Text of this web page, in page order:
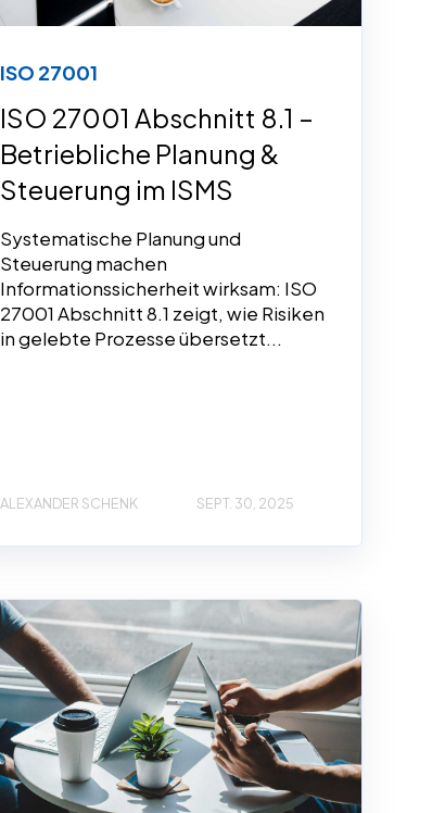
ISO 27001
ISO 27001 Abschnitt 8.1 –
Betriebliche Planung &
Steuerung im ISMS
Systematische Planung und
Steuerung machen
Informationssicherheit wirksam: ISO
27001 Abschnitt 8.1 zeigt, wie Risiken
in gelebte Prozesse übersetzt...
ALEXANDER SCHENK SEPT. 30, 2025